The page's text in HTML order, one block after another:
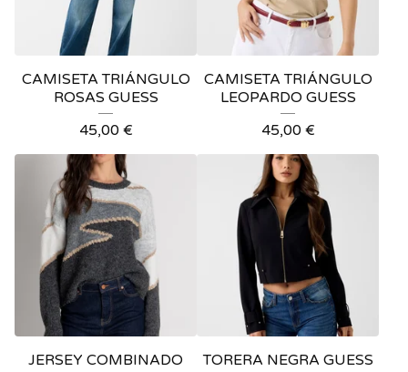
CAMISETA TRIÁNGULO
ROSAS GUESS
45,00 €
CAMISETA TRIÁNGULO
LEOPARDO GUESS
45,00 €
JERSEY COMBINADO
TORERA NEGRA GUESS